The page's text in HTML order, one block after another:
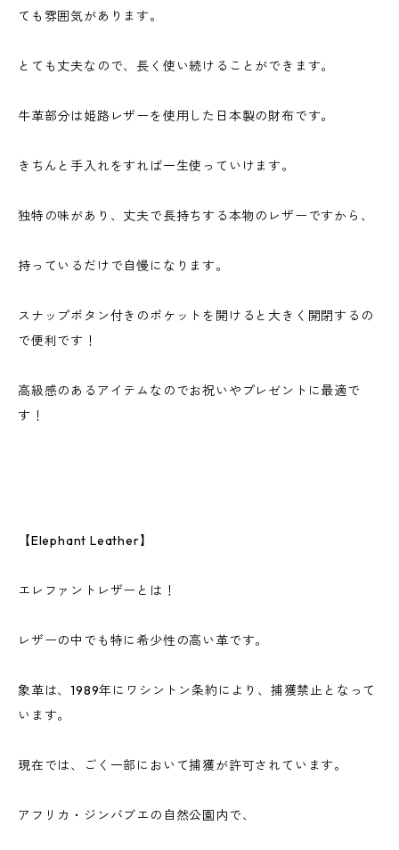
ても雰囲気があります。
とても丈夫なので、長く使い続けることができます。
牛革部分は姫路レザーを使用した日本製の財布です。
きちんと手入れをすれば一生使っていけます。
独特の味があり、丈夫で長持ちする本物のレザーですから、
持っているだけで自慢になります。
スナップボタン付きのポケットを開けると大きく開閉するの
で便利です！
高級感のあるアイテムなのでお祝いやプレゼントに最適で
す！
【Elephant Leather】
エレファントレザーとは！
レザーの中でも特に希少性の高い革です。
象革は、1989年にワシントン条約により、捕獲禁止となって
います。
現在では、ごく一部において捕獲が許可されています。
アフリカ・ジンバブエの自然公園内で、